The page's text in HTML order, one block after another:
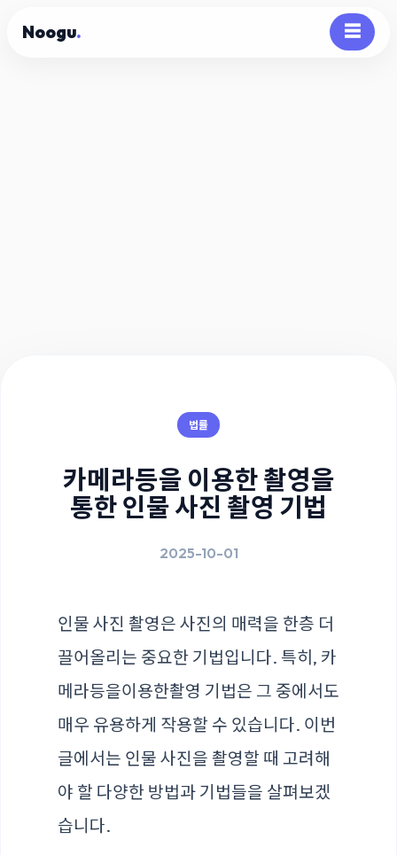
Noogu. ☰
법률
카메라등을 이용한 촬영을
통한 인물 사진 촬영 기법
2025-10-01
인물 사진 촬영은 사진의 매력을 한층 더
끌어올리는 중요한 기법입니다. 특히, 카
메라등을이용한촬영 기법은 그 중에서도
매우 유용하게 작용할 수 있습니다. 이번
글에서는 인물 사진을 촬영할 때 고려해
야 할 다양한 방법과 기법들을 살펴보겠
습니다.